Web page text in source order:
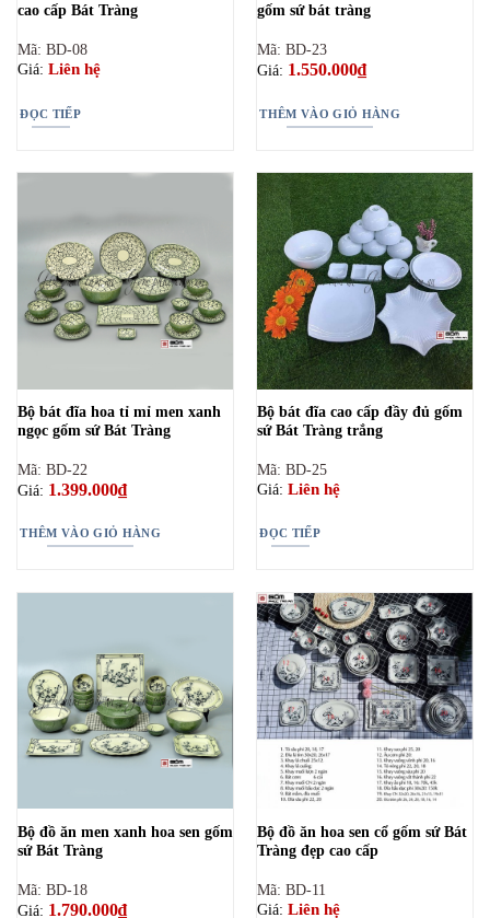
cao cấp Bát Tràng
Mã: BD-08
Giá: Liên hệ
ĐỌC TIẾP
gốm sứ bát tràng
Mã: BD-23
Giá: 1.550.000₫
THÊM VÀO GIỎ HÀNG
Bộ bát đĩa hoa tỉ mỉ men xanh
ngọc gốm sứ Bát Tràng
Mã: BD-22
Giá: 1.399.000₫
THÊM VÀO GIỎ HÀNG
Bộ bát đĩa cao cấp đầy đủ gốm
sứ Bát Tràng trắng
Mã: BD-25
Giá: Liên hệ
ĐỌC TIẾP
Bộ đồ ăn men xanh hoa sen gốm
sứ Bát Tràng
Mã: BD-18
Giá: 1.790.000₫
Bộ đồ ăn hoa sen cổ gốm sứ Bát
Tràng đẹp cao cấp
Mã: BD-11
Giá: Liên hệ